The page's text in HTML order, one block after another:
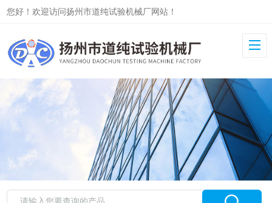
您好！欢迎访问扬州市道纯试验机械厂网站！